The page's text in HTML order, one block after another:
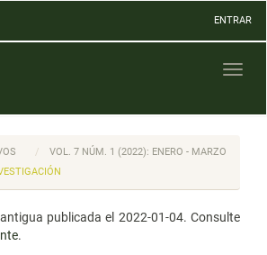
ENTRAR
VOL. 7 NÚM. 1 (2022): ENERO - MARZO
publicada el 2022-01-04. Consulte
.